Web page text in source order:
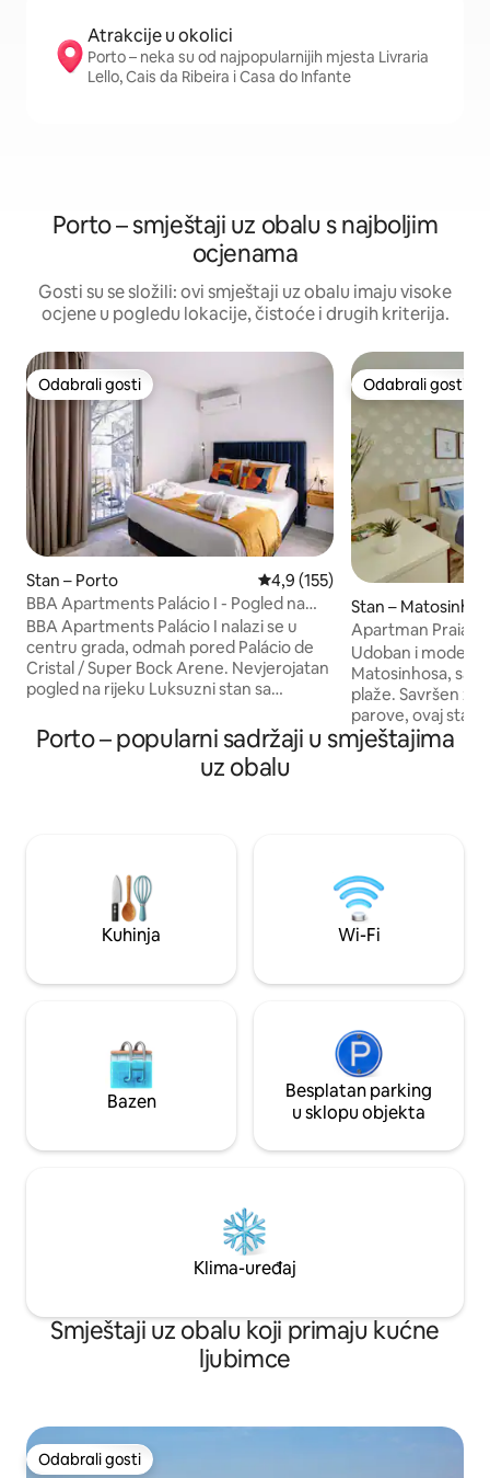
Atrakcije u okolici
Porto – neka su od najpopularnijih mjesta Livraria
Lello, Cais da Ribeira i Casa do Infante
Porto – smještaji uz obalu s najboljim
ocjenama
Gosti su se složili: ovi smještaji uz obalu imaju visoke
ocjene u pogledu lokacije, čistoće i drugih kriterija.
Odabrali gosti
Odabrali gosti
Stan – Porto Prosječna ocjena: 4,9/5,
4,9 (155)
BBA Apartments Palácio I - Pogled na
rijeku i garaža
BBA Apartments Palácio I nalazi se u
centru grada, odmah pored Palácio de
Cristal / Super Bock Arene. Nevjerojatan
pogled na rijeku Luksuzni stan sa
teretanom i zajedničkim vrtom. 1
spavaća soba i mramorna kupaonica sa
sadržajima Castelbel i ogrtačima.
cijeloj kući. Potpuno opremljena kuhinja
Odabrali gosti
Odabrali gosti
Stan – Matosinhos
Apartman Praia-
Udoban i
Matosinhosa,
plaže. Savršen za
parove, ovaj stan
doživljaj
mora. Njegova
odmoru ili
izbor za vaš
Porto – popularni sadržaji u smještajima
uz obalu
Kuhinja Wi-Fi
Bazen
Besplatan parking
u sklopu objekta
Klima-uređaj
Smještaji uz obalu koji primaju kućne
ljubimce
Odabrali gosti
Odabrali gosti